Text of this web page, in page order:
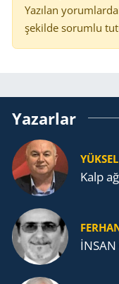
Yazılan
şekilde sorumlu
Yazarlar
Kalp